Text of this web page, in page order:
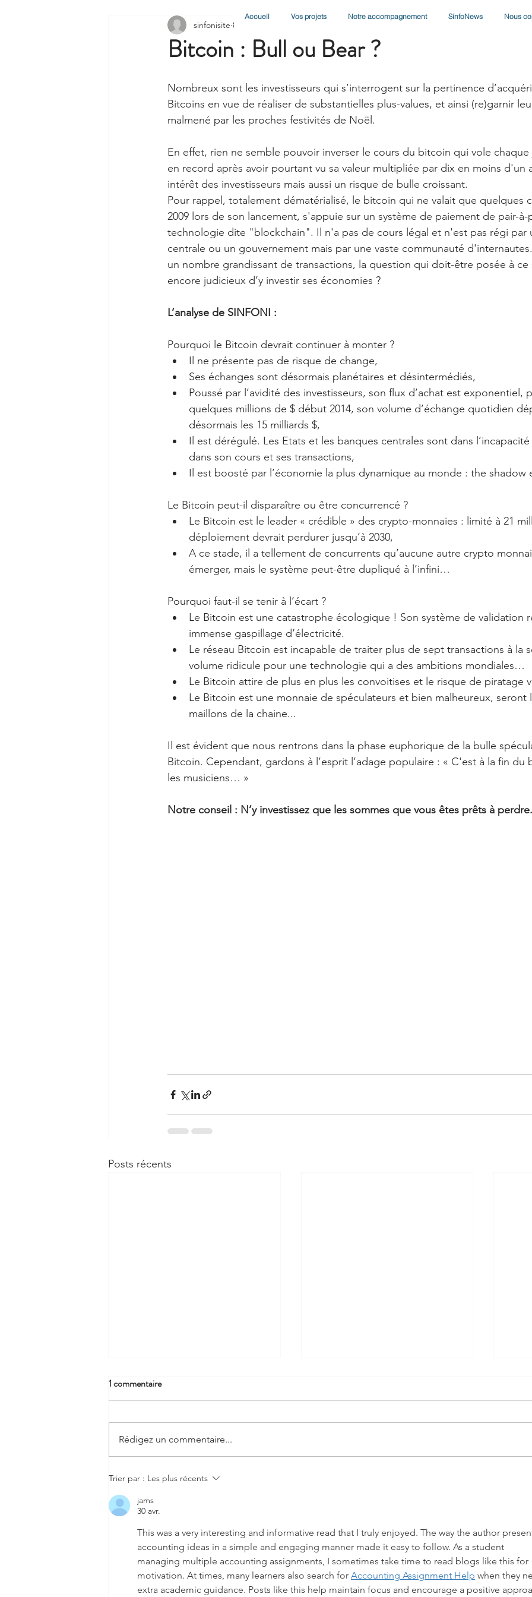
Accueil Vos projets Notre accompagnement SinfoNews Nous
Bitcoin : Bull ou Bear ?
sinfonisite 8 déc. 2017
Nombreux sont les investisseurs qui s’interrogent sur la pertinence
Bitcoins en vue de réaliser de substantielles plus-values, et ainsi (re)garnir
malmené par les proches festivités de Noël.
En effet, rien ne semble pouvoir inverser le cours du bitcoin qui vole
en record après avoir pourtant vu sa valeur multipliée par dix en moins d'un
intérêt des investisseurs mais aussi un risque de bulle croissant.
Pour rappel, totalement dématérialisé, le bitcoin qui ne valait que quelques
2009 lors de son lancement, s'appuie sur un système de paiement de pair-
technologie dite "blockchain". Il n'a pas de cours légal et n'est pas régi par
centrale ou un gouvernement mais par une vaste communauté
un nombre grandissant de transactions, la question qui doit-être posée à
encore judicieux d’y investir ses économies ?
L’analyse de SINFONI :
Pourquoi le Bitcoin devrait continuer à monter ?
Il ne présente pas de risque de change,
Ses échanges sont désormais planétaires et désintermédiés,
Poussé par l’avidité des investisseurs, son flux d’achat est exponentiel,
quelques millions de $ début 2014, son volume d’échange quotidien
désormais les 15 milliards $,
Il est dérégulé. Les Etats et les banques centrales sont dans
dans son cours et ses transactions,
Il est boosté par l’économie la plus dynamique au monde : the
Le Bitcoin peut-il disparaître ou être concurrencé ?
Le Bitcoin est le leader « crédible » des crypto-monnaies : limité à 21
déploiement devrait perdurer jusqu’à 2030,
A ce stade, il a tellement de concurrents qu’aucune autre crypto
émerger, mais le système peut-être dupliqué à l’infini…
Pourquoi faut-il se tenir à l’écart ?
Le Bitcoin est une catastrophe écologique ! Son système de validation
immense gaspillage d’électricité.
Le réseau Bitcoin est incapable de traiter plus de sept transactions à la
volume ridicule pour une technologie qui a des ambitions mondiales…
Le Bitcoin attire de plus en plus les convoitises et le risque de piratage
Le Bitcoin est une monnaie de spéculateurs et bien malheureux,
maillons de la chaine...
Il est évident que nous rentrons dans la phase euphorique de la bulle
Bitcoin. Cependant, gardons à l’esprit l’adage populaire : « C'est à la fin
les musiciens… »
Notre conseil : N’y investissez que les sommes que vous êtes prêts à perdre.
Posts récents
Sinfonews - 2ème trimestre
2026 - Marchés sous tension :
Cap sur la diversification
1 commentaire
Rédigez un commentaire...
Trier par : Les plus récents
jams
30 avr.
This was a very interesting and informative read that I truly enjoyed. The way the author
accounting ideas in a simple and engaging manner made it easy to follow. As a student
managing multiple accounting assignments, I sometimes take time to read blogs like this for
motivation. At times, many learners also search for Accounting Assignment Help when they
extra academic guidance. Posts like this help maintain focus and encourage a positive